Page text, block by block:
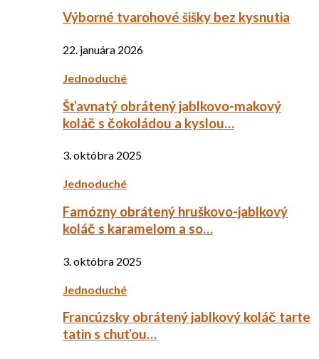
Výborné tvarohové šišky bez kysnutia
22. januára 2026
Jednoduché
Šťavnatý obrátený jablkovo-makový
koláč s čokoládou a kyslou…
3. októbra 2025
Jednoduché
Famózny obrátený hruškovo-jablkový
koláč s karamelom a so…
3. októbra 2025
Jednoduché
Francúzsky obrátený jablkový koláč tarte
tatin s chuťou…